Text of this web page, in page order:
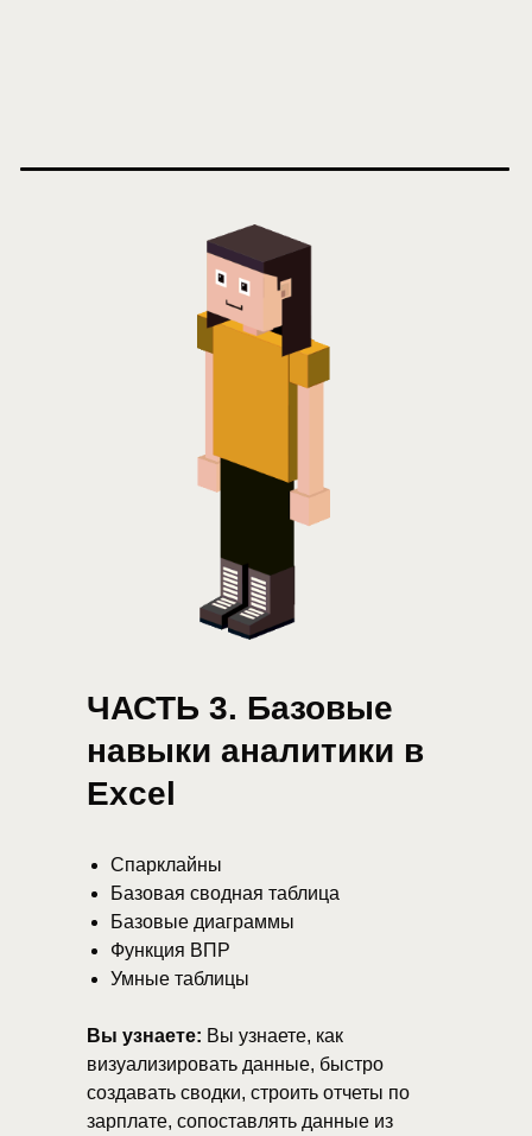
Спарклайны
Базовая сводная таблица
Базовые диаграммы
Функция ВПР
Умные таблицы
Вы узнаете: Вы узнаете, как
визуализировать данные, быстро
создавать сводки, строить отчеты по
зарплате, сопоставлять данные из
ЧАСТЬ 3. Базовые
навыки аналитики в
Excel